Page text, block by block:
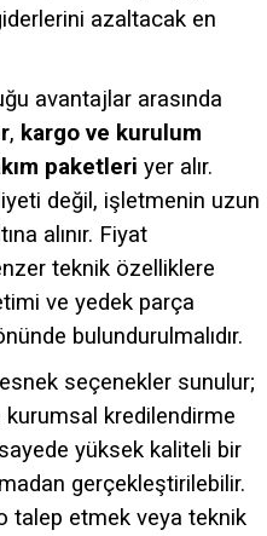
azaltacak en
avantajlar arasında
, kargo ve kurulum
paketleri yer alır.
değil, işletmenin uzun
alınır. Fiyat
teknik özelliklere
ve yedek parça
bulundurulmalıdır.
seçenekler sunulur;
kurumsal kredilendirme
yüksek kaliteli bir
gerçekleştirilebilir.
talep etmek veya teknik